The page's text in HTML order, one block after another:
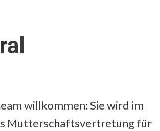
willkommen: Sie wird im
Mutterschaftsvertretung für